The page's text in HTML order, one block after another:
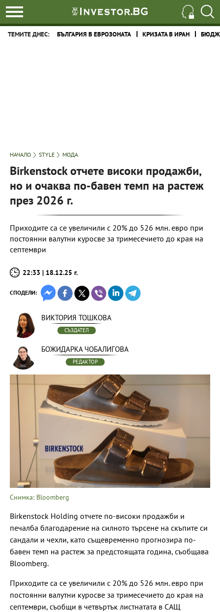
ТЕМИТЕ ДНЕС: БЪЛГАРИЯ В ЕВРОЗОНАТА КРИЗАТА В ИРАН
НАЧАЛО STYLE МОДА
Birkenstock отчете високи продажби,
но и очаква по-бавен темп на растеж
през 2026 г.
Приходите са се увеличили с 20% до 526 млн. евро при
постоянни валутни куросве за тримесечието до края на
септември
22:33 | 18.12.25 г.
СПОДЕЛИ:
ВИКТОРИЯ ТОШКОВА
СЪЗДАТЕЛ
БОЖИДАРКА ЧОБАЛИГОВА
РЕДАКТОР
Снимка: Bloomberg
Birkenstock Holding отчете по-високи продажби и
печалба благодарение на силното търсене на скъпите си
сандали и чехли, като същевременно прогнозира по-
бавен темп на растеж за предстоящата година, съобщава
Bloomberg.
Приходите са се увеличили с 20% до 526 млн. евро при
постоянни валутни куросве за тримесечието до края на
септември, съобщи в четвъртък листнатата в САЩ